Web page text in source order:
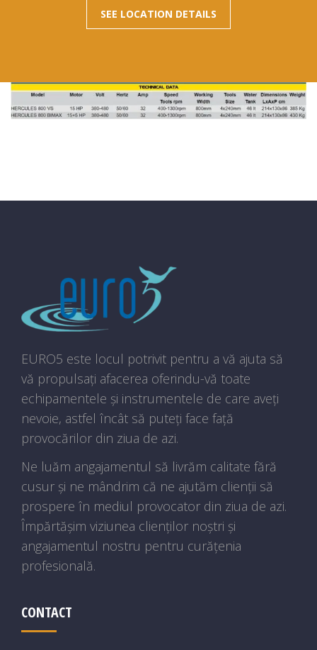
SEE LOCATION DETAILS
EURO5 este locul potrivit pentru a vă ajuta să
vă propulsați afacerea oferindu-vă toate
echipamentele și instrumentele de care aveți
nevoie, astfel încât să puteți face față
provocărilor din ziua de azi.
Ne luăm angajamentul să livrăm calitate fără
cusur și ne mândrim că ne ajutăm clienții să
prospere în mediul provocator din ziua de azi.
Împărtășim viziunea clienților noștri și
angajamentul nostru pentru curățenia
profesională.
CONTACT